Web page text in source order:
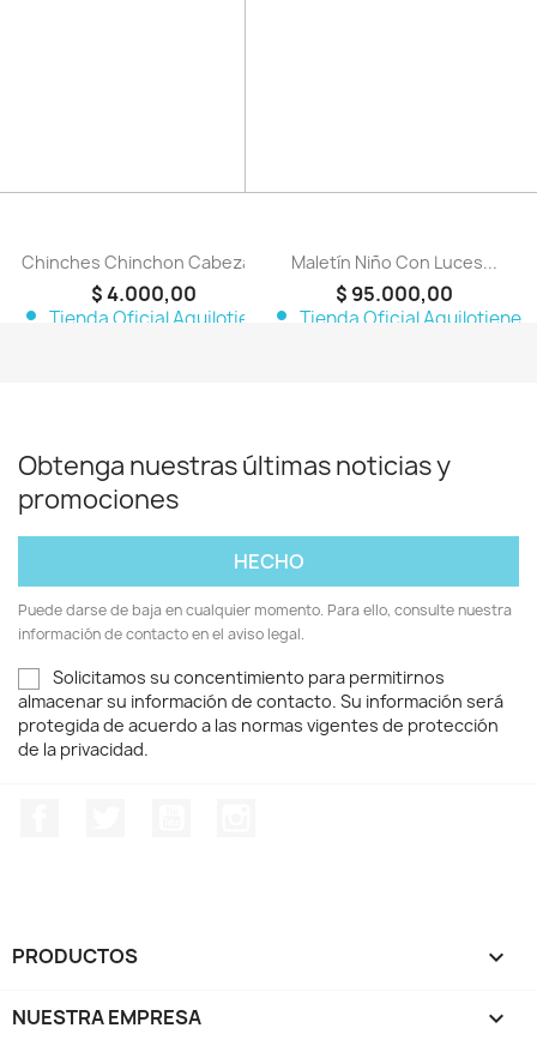
Chinches Chinchon Cabeza...
$ 4.000,00
person Tienda Oficial Aquilotiene
Maletín Niño Con Luces...
$ 95.000,00
person Tienda Oficial Aquilotiene
Obtenga nuestras últimas noticias y
promociones
Puede darse de baja en cualquier momento. Para ello, consulte nuestra
información de contacto en el aviso legal.
Solicitamos su concentimiento para permitirnos
almacenar su información de contacto. Su información será
protegida de acuerdo a las normas vigentes de protección
de la privacidad.
PRODUCTOS 
NUESTRA EMPRESA 